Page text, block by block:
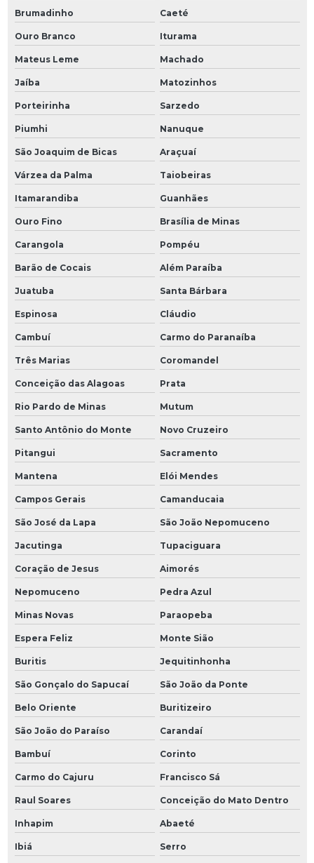
Brumadinho Caeté
Ouro Branco Iturama
Mateus Leme Machado
Jaíba Matozinhos
Porteirinha Sarzedo
Piumhi Nanuque
São Joaquim de Bicas Araçuaí
Várzea da Palma Taiobeiras
Itamarandiba Guanhães
Ouro Fino Brasília de Minas
Carangola Pompéu
Barão de Cocais Além Paraíba
Juatuba Santa Bárbara
Espinosa Cláudio
Cambuí Carmo do Paranaíba
Três Marias Coromandel
Conceição das Alagoas Prata
Rio Pardo de Minas Mutum
Santo Antônio do Monte Novo Cruzeiro
Pitangui Sacramento
Mantena Elói Mendes
Campos Gerais Camanducaia
São José da Lapa São João Nepomuceno
Jacutinga Tupaciguara
Coração de Jesus Aimorés
Nepomuceno Pedra Azul
Minas Novas Paraopeba
Espera Feliz Monte Sião
Buritis Jequitinhonha
São Gonçalo do Sapucaí São João da Ponte
Belo Oriente Buritizeiro
São João do Paraíso Carandaí
Bambuí Corinto
Carmo do Cajuru Francisco Sá
Raul Soares Conceição do Mato Dentro
Inhapim Abaeté
Ibiá Serro